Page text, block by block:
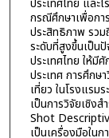
ประเทศไทย และ
กรณีศึกษาเพื่อกา
ประสิทธิภาพ รวม
ระดับที่สูงขึ้นเป็น
ประเทศไทย ให้มี
ประเทศ การศึกษ
เที่ยว ในโรงแรม
เป็นการวิจัยเชิง
Shot
เป็นเครื่องมือใน